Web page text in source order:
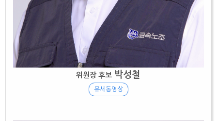
위원장 후보 박성철
유세동영상